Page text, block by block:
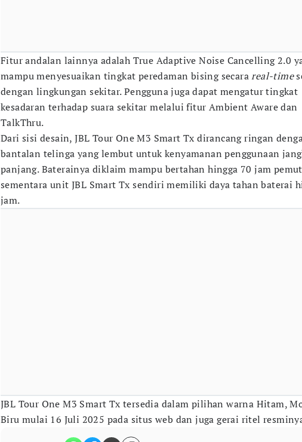
Fitur andalan lainnya adalah True Adaptive Noise Cancelling 2.0
mampu menyesuaikan tingkat peredaman bising secarareal-time
dengan lingkungan sekitar. Pengguna juga dapat mengatur tingkat
kesadaran terhadap suara sekitar melalui fitur Ambient Aware dan
TalkThru.
Dari sisi desain, JBL Tour One M3 Smart Tx dirancang ringan
bantalan telinga yang lembut untuk kenyamanan penggunaan
panjang. Baterainya diklaim mampu bertahan hingga 70 jam
sementara unit JBL Smart Tx sendiri memiliki daya tahan baterai
jam.
JBL Tour One M3 Smart Tx tersedia dalam pilihan warna Hitam,
Biru mulai 16 Juli 2025 pada situs web dan juga gerai ritel